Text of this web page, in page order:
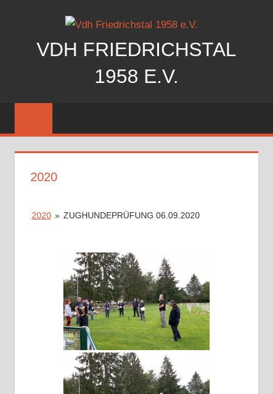
springenVDH FRIEDRICHSTAL
1958 E.V.
stellt2020
2020 » ZUGHUNDEPRÜFUNG 06.09.2020